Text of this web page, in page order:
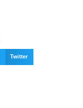
Twitter